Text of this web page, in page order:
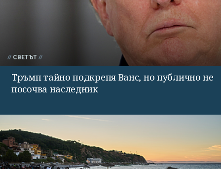
СВЕТЪТ
Тръмп тайно подкрепя Ванс, но публично не
посочва наследник